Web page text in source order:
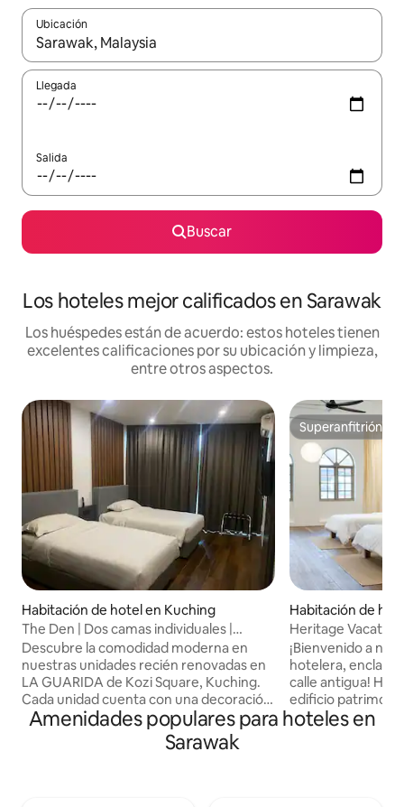
Ubicación
Cuando los resultados estén disponibles, podrás navegar
Llegada
Salida
Buscar
Los hoteles mejor calificados en Sarawak
Los huéspedes están de acuerdo: estos hoteles tienen
excelentes calificaciones por su ubicación y limpieza,
entre otros aspectos.
Habitación de hotel en Kuching
The Den | Dos camas individuales |
Piscina infinita en Kozi Square
Descubre la comodidad moderna en
nuestras unidades recién renovadas en
LA GUARIDA de Kozi Square, Kuching.
Cada unidad cuenta con una decoración
acogedora, una cama individual con
sábanas blancas nuevas, baño privado,
wifi gratuito y TV inteligente. Los
Superanfitrión
Superanfitrión
Habitación de
Heritage Vacation
personas,
¡Bienvenido a
hotelera,
calle antigua!
edificio
moderna estadía.
Amenidades populares para hoteles en
Sarawak